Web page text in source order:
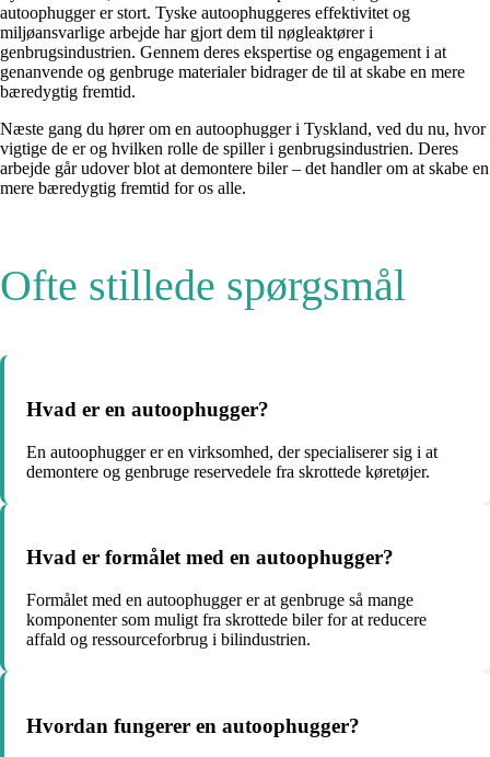
autoophugger er stort. Tyske autoophuggeres effektivitet og
miljøansvarlige arbejde har gjort dem til nøgleaktører i
genbrugsindustrien. Gennem deres ekspertise og engagement i at
genanvende og genbruge materialer bidrager de til at skabe en mere
bæredygtig fremtid.
Næste gang du hører om en autoophugger i Tyskland, ved du nu, hvor
vigtige de er og hvilken rolle de spiller i genbrugsindustrien. Deres
arbejde går udover blot at demontere biler – det handler om at skabe en
mere bæredygtig fremtid for os alle.
Ofte stillede spørgsmål
Hvad er en autoophugger?
En autoophugger er en virksomhed, der specialiserer sig i at
demontere og genbruge reservedele fra skrottede køretøjer.
Hvad er formålet med en autoophugger?
Formålet med en autoophugger er at genbruge så mange
komponenter som muligt fra skrottede biler for at reducere
affald og ressourceforbrug i bilindustrien.
Hvordan fungerer en autoophugger?